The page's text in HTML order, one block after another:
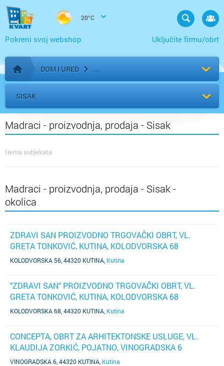
20°C
Uključite firmu/obrt
Pokreni svoj webshop
Početna stranica
DOM I URED
SISAK
Madraci - proizvodnja, prodaja - Sisak
Nema subjekata
Madraci - proizvodnja, prodaja - Sisak -
okolica
ZDRAVI SAN PROIZVODNO TRGOVAČKI OBRT, VL.
GRETA TONKOVIĆ, KUTINA, KOLODVORSKA 68
(SUBJEKT NIJE AŽURIRAO PODATKE)
KOLODVORSKA 56, 44320 KUTINA Kutina
"ZDRAVI SAN" PROIZVODNO TRGOVAČKI OBRT, VL.
GRETA TONKOVIĆ, KUTINA, KOLODVORSKA 68
(SUBJEKT JE UGAŠEN)
KOLODVORSKA 68, 44320 KUTINA Kutina
CONCEPTA, OBRT ZA ARHITEKTONSKE USLUGE, VL.
KLAUDIJA ZORKIĆ, POJATNO, VINOGRADSKA 6
(SUBJEKT JE UGAŠEN)
VINOGRADSKA 6, 44320 KUTINA Kutina